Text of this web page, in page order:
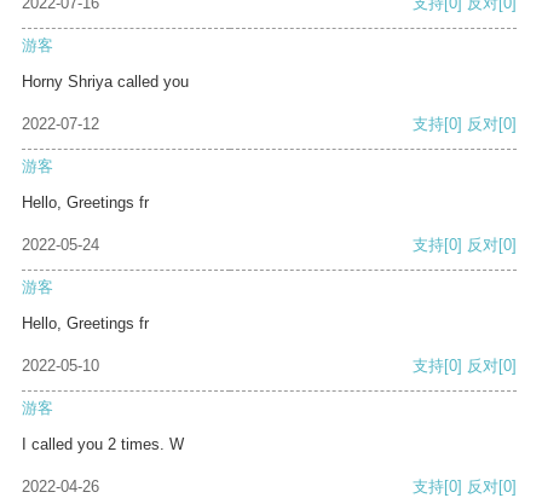
游客
Horny Shriya called you
2022-07-12 支持[0] 反对[0]
游客
Hello, Greetings fr
2022-05-24 支持[0] 反对[0]
游客
Hello, Greetings fr
2022-05-10 支持[0] 反对[0]
游客
I called you 2 times. W
2022-04-26 支持[0] 反对[0]